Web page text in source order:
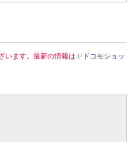
います。最新の情報は
ドコモショッ